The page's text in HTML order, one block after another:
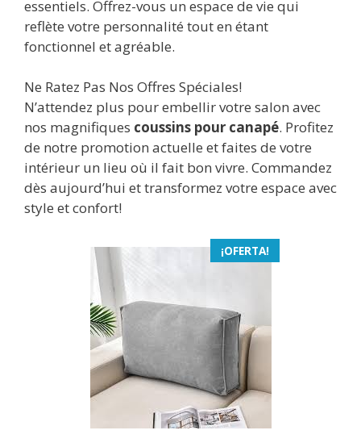
essentiels. Offrez-vous un espace de vie qui
reflète votre personnalité tout en étant
fonctionnel et agréable.
Ne Ratez Pas Nos Offres Spéciales!
N’attendez plus pour embellir votre salon avec
nos magnifiques coussins pour canapé. Profitez
de notre promotion actuelle et faites de votre
intérieur un lieu où il fait bon vivre. Commandez
dès aujourd’hui et transformez votre espace avec
style et confort!
¡OFERTA!